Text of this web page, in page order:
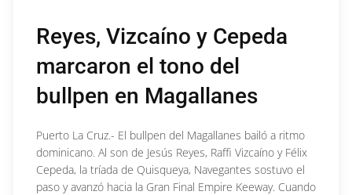
Reyes, Vizcaíno y Cepeda
marcaron el tono del
bullpen en Magallanes
Puerto La Cruz.- El bullpen del Magallanes bailó a ritmo
dominicano. Al son de Jesús Reyes, Raffi Vizcaíno y Félix
Cepeda, la tríada de Quisqueya, Navegantes sostuvo el
paso y avanzó hacia la Gran Final Empire Keeway. Cuando